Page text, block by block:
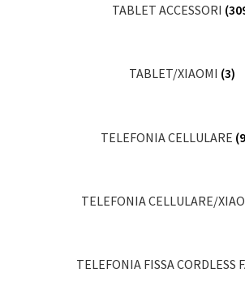
TABLET ACCESSORI
TABLET/XIAOMI (3)
TELEFONIA CELLULARE
TELEFONIA CELLULARE/
TELEFONIA FISSA CORDLESS